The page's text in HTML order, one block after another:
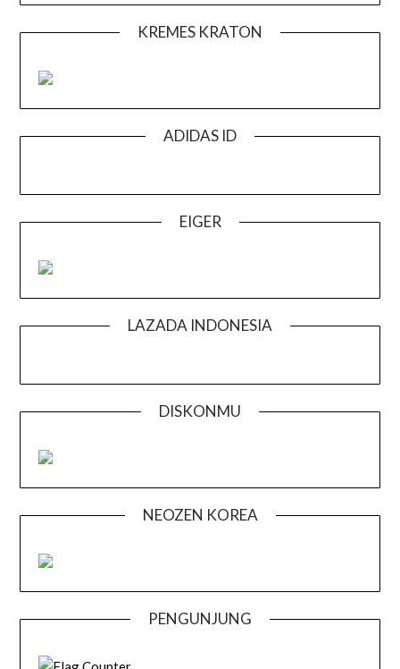
KREMES KRATON
ADIDAS ID
EIGER
LAZADA INDONESIA
DISKONMU
NEOZEN KOREA
PENGUNJUNG